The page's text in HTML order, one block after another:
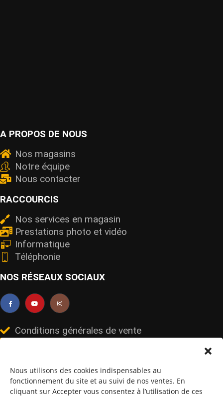
Nous utilisons des cookies indispensables au
fonctionnement du site et au suivi de nos ventes. En
cliquant sur Accepter vous consentez à l’utilisation de ces
A PROPOS DE NOUS
Nos magasins
Notre équipe
Nous contacter
RACCOURCIS
Nos services en magasin
Prestations photo et vidéo
Informatique
Téléphonie
NOS RÉSEAUX SOCIAUX
Conditions générales de vente
Données personnelles et cookies